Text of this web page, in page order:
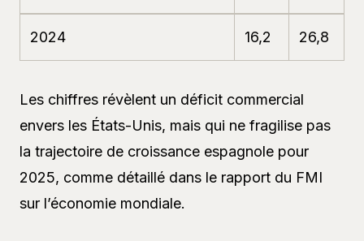
2024 16,2 26,8
Les chiffres révèlent un déficit commercial
envers les États-Unis, mais qui ne fragilise pas
la trajectoire de croissance espagnole pour
2025, comme détaillé dans le rapport du FMI
sur l’économie mondiale.